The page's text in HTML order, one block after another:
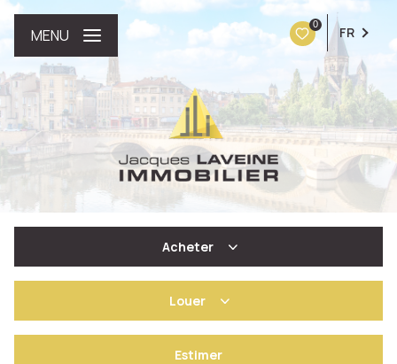
0 FR
MENU
Acheter
Louer
Estimer